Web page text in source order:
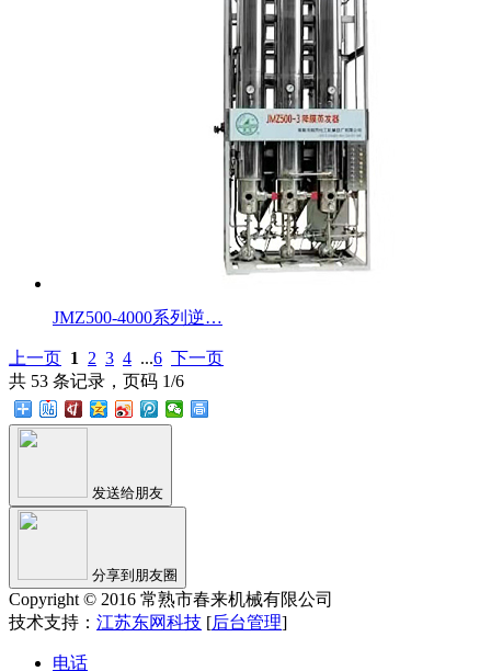
JMZ500-4000系列逆…
上一页 1 2 3 4 ...6 下一页
共 53 条记录，页码 1/6
发送给朋友
分享到朋友圈
Copyright © 2016 常熟市春来机械有限公司
技术支持： 江苏东网科技 [后台管理]
电话